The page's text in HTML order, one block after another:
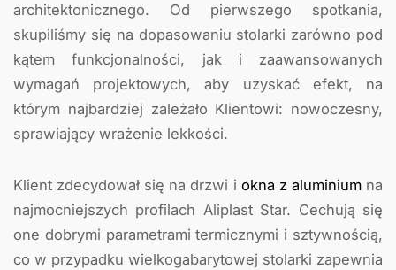
architektonicznego. Od pierwszego spotkania,
skupiliśmy się na dopasowaniu stolarki zarówno pod
kątem funkcjonalności, jak i zaawansowanych
wymagań projektowych, aby uzyskać efekt, na
którym najbardziej zależało Klientowi: nowoczesny,
sprawiający wrażenie lekkości.
Klient zdecydował się na drzwi i okna z aluminiumna
najmocniejszych profilach Aliplast Star. Cechują się
one dobrymi parametrami termicznymi i sztywnością,
co w przypadku wielkogabarytowej stolarki zapewnia